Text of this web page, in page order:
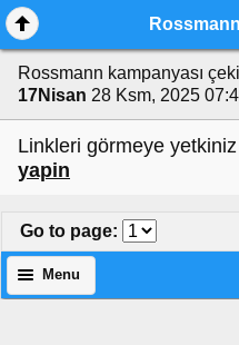
Rossmann kampanyası
17Nisan 28 Ksm, 2025
Linkleri görmeye
yapin
Go to page:
Menu